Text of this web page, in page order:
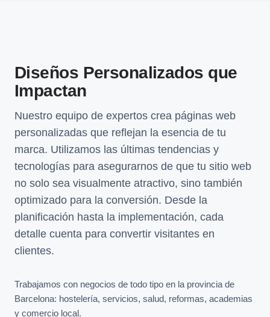
Diseños Personalizados que
Impactan
Nuestro equipo de expertos crea páginas web
personalizadas que reflejan la esencia de tu
marca. Utilizamos las últimas tendencias y
tecnologías para asegurarnos de que tu sitio web
no solo sea visualmente atractivo, sino también
optimizado para la conversión. Desde la
planificación hasta la implementación, cada
detalle cuenta para convertir visitantes en
clientes.
Trabajamos con negocios de todo tipo en la provincia de
Barcelona: hostelería, servicios, salud, reformas, academias
y comercio local.